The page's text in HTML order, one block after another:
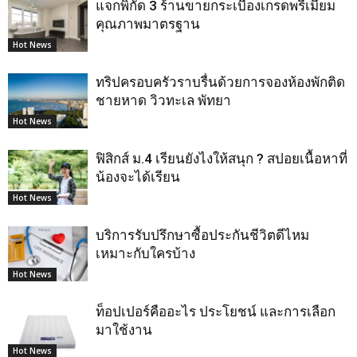
Hot News
แจกพิกัด 3 ร้านขายกระเบื้องเกรดพรีเมียม
คุณภาพมาตรฐาน
Hot News
ทริปครอบครัวราบรื่นด้วยการจองห้องพักติด
ชายหาด วิวทะเล พัทยา
Hot News
ฟิสิกส์ ม.4 เรียนยังไงให้สนุก ? สปอยเนื้อหาที่
น้องจะได้เรียน
Hot News
บริการรับปรึกษาซื้อประกันชีวิตดีไหม
เหมาะกับใครบ้าง
Hot News
ท็อปเปอร์คืออะไร ประโยชน์ และการเลือก
มาใช้งาน